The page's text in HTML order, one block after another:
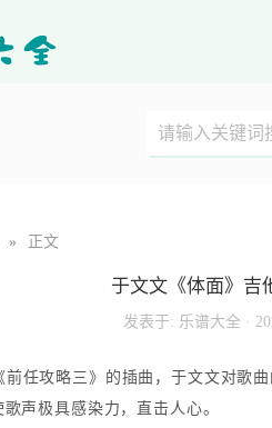
» 正文
于文文《体面》吉
发表于: 乐谱大全 ·
前任攻略三》的插曲，于文文对歌
声极具感染力，直击人心。